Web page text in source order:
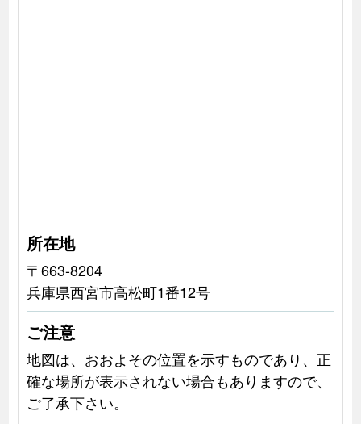
所在地
〒663-8204
兵庫県西宮市高松町1番12号
ご注意
地図は、おおよその位置を示すものであり、正
確な場所が表示されない場合もありますので、
ご了承下さい。